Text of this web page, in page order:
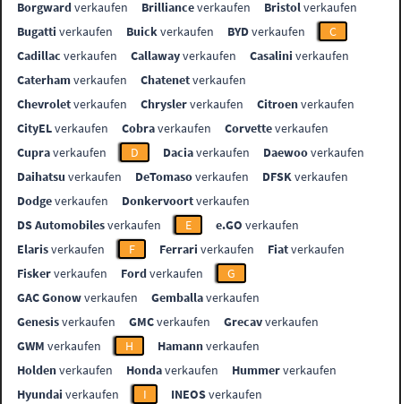
Borgwardverkaufen Brillianceverkaufen Bristolverkaufen
Bugatti verkaufen Buickverkaufen BYDverkaufen
C
Cadillac verkaufen Callawayverkaufen Casalini verkaufen
Caterhamverkaufen Chatenetverkaufen
Chevroletverkaufen Chryslerverkaufen Citroenverkaufen
CityELverkaufen Cobraverkaufen Corvetteverkaufen
Cupraverkaufen D Daciaverkaufen Daewooverkaufen
Daihatsu verkaufen DeTomasoverkaufen DFSKverkaufen
Dodgeverkaufen Donkervoortverkaufen
DS Automobilesverkaufen E e.GO verkaufen
Elarisverkaufen F Ferrari verkaufen Fiatverkaufen
Fiskerverkaufen Fordverkaufen
G
GAC Gonowverkaufen Gemballaverkaufen
Genesisverkaufen GMCverkaufen Grecavverkaufen
GWM verkaufen H Hamannverkaufen
Holdenverkaufen Hondaverkaufen Hummerverkaufen
Hyundai verkaufen I INEOSverkaufen